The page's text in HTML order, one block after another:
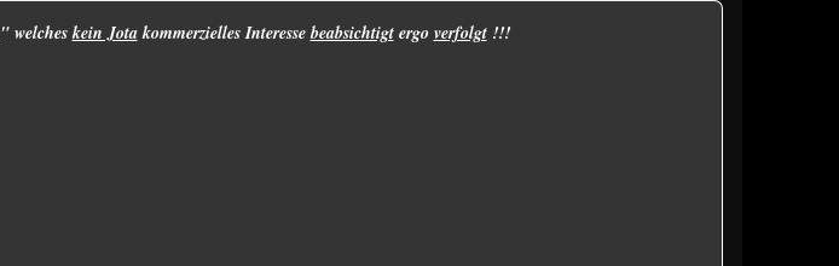
" welcheskein Jotakommerzielles Interesse beabsichtigtergo verfolgt!!!